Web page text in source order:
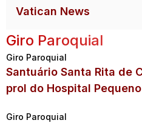
Vatican News
Giro Paroquial
Giro Paroquial
Santuário Santa Rita de
prol do Hospital
Giro Paroquial